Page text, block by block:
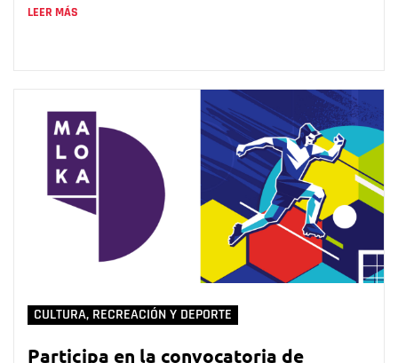
LEER MÁS
CULTURA, RECREACIÓN Y DEPORTE
Participa en la convocatoria de